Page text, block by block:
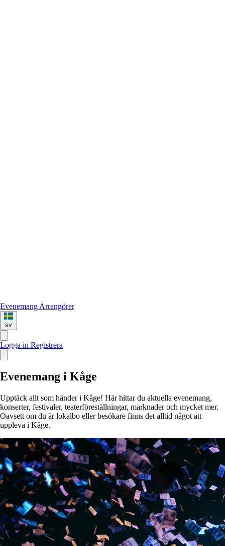
Evenemang Arrangörer
sv
Logga in Registrera
Evenemang i Kåge
Upptäck allt som händer i Kåge! Här hittar du aktuella evenemang,
konserter, festivaler, teaterföreställningar, marknader och mycket mer.
Oavsett om du är lokalbo eller besökare finns det alltid något att
uppleva i Kåge.